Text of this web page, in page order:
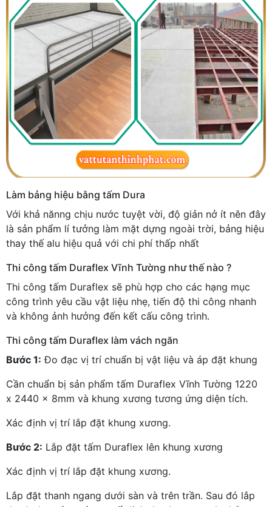
Làm bảng hiệu bằng tấm Dura
Với khả nănng chịu nước tuyệt vời, độ giản nở ít nên đây
là sản phẩm lí tưởng làm mặt dựng ngoài trời, bảng hiệu
thay thế alu hiệu quả với chi phí thấp nhất
Thi công tấm Duraflex Vĩnh Tường như thế nào ?
Thi công tấm Duraflex sẽ phù hợp cho các hạng mục
công trình yêu cầu vật liệu nhẹ, tiến độ thi công nhanh
và không ảnh hưởng đến kết cấu công trình.
Thi công tấm Duraflex làm vách ngăn
Bước 1: Đo đạc vị trí chuẩn bị vật liệu và áp đặt khung
Cần chuẩn bị sản phẩm tấm Duraflex Vĩnh Tường 1220
x 2440 x 8mm và khung xương tương ứng diện tích.
Xác định vị trí lắp đặt khung xương.
Bước 2: Lắp đặt tấm Duraflex lên khung xương
Xác định vị trí lắp đặt khung xương.
Lắp đặt thanh ngang dưới sàn và trên trần. Sau đó lắp